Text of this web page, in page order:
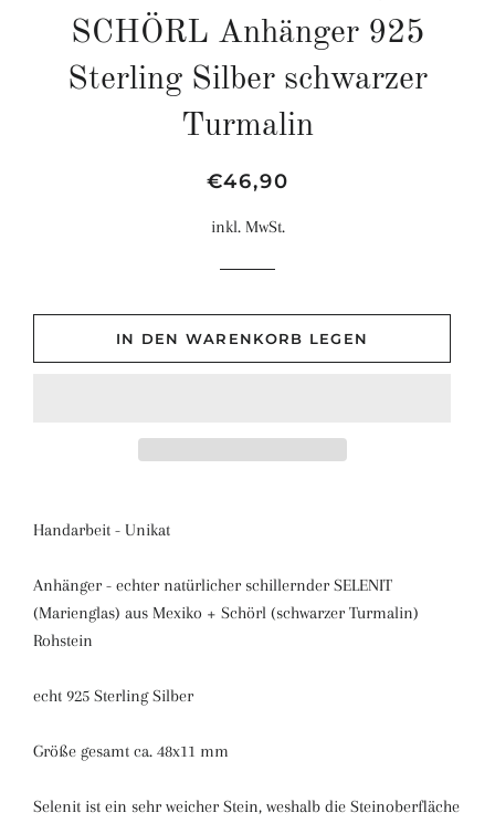
SCHÖRL Anhänger 925
Sterling Silber schwarzer
Turmalin
Normaler
Sonderpreis
€46,90
inkl. MwSt.
IN DEN WARENKORB LEGEN
Handarbeit - Unikat
Anhänger - echter natürlicher schillernder SELENIT
(Marienglas) aus Mexiko + Schörl (schwarzer Turmalin)
Rohstein
echt 925 Sterling Silber
Größe gesamt ca. 48x11 mm
Selenit ist ein sehr weicher Stein, weshalb die Steinoberfläche